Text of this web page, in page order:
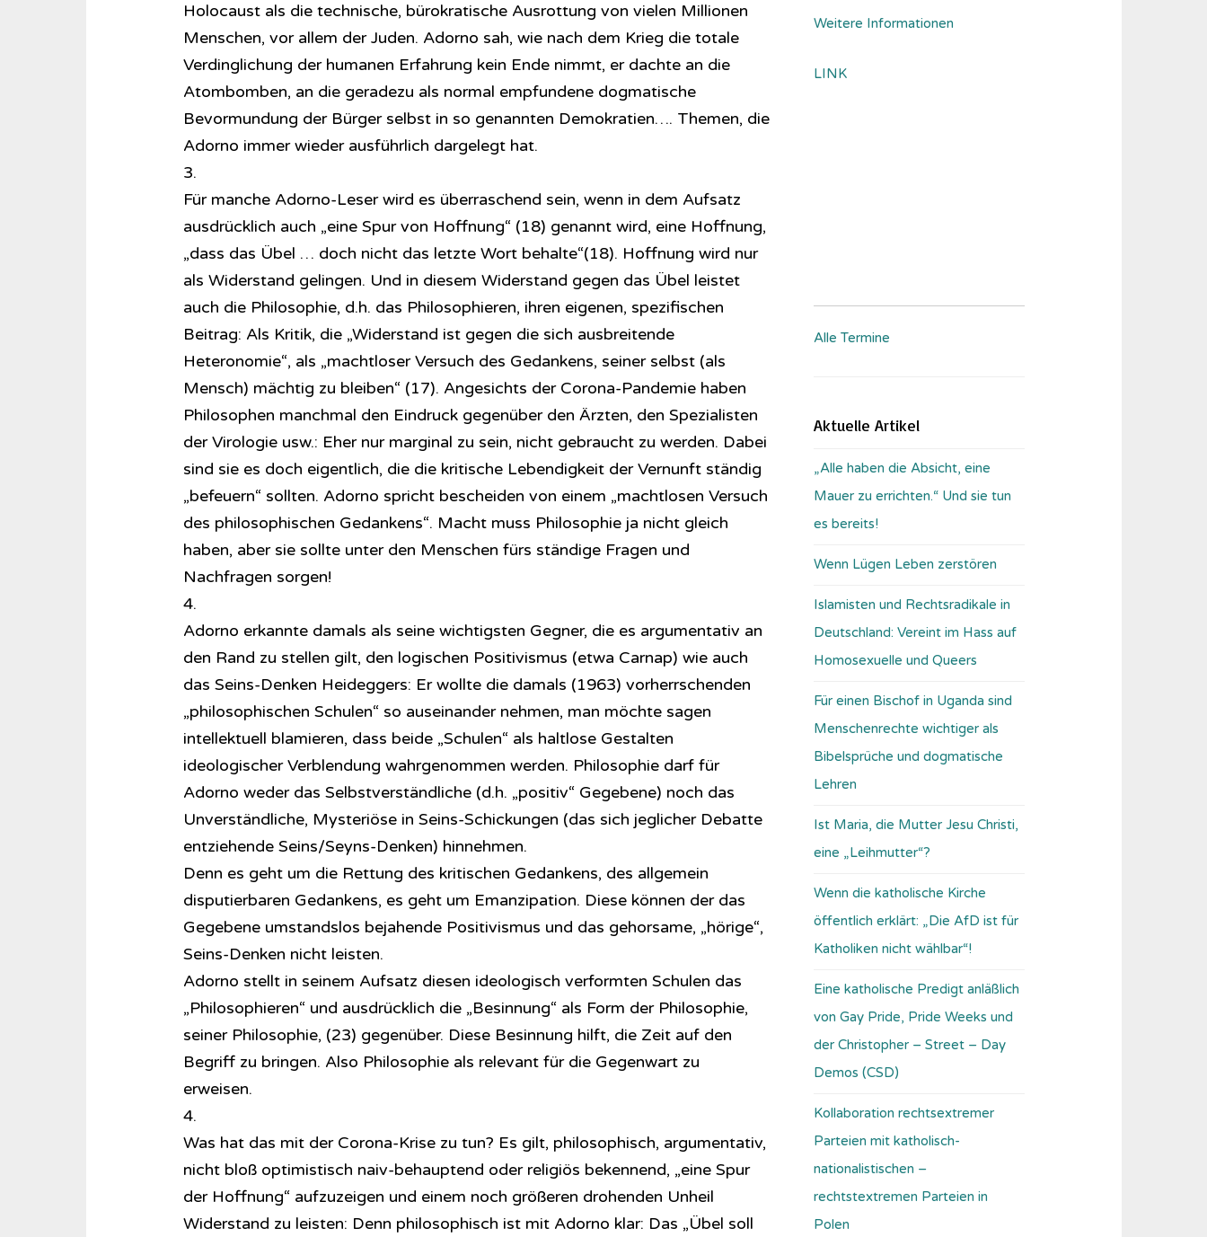
Holocaust als die technische, bürokratische Ausrottung von vielen Millionen
Menschen, vor allem der Juden. Adorno sah, wie nach dem Krieg die totale
Verdinglichung der humanen Erfahrung kein Ende nimmt, er dachte an die
Atombomben, an die geradezu als normal empfundene dogmatische
Bevormundung der Bürger selbst in so genannten Demokratien…. Themen, die
Adorno immer wieder ausführlich dargelegt hat.
3.
Für manche Adorno-Leser wird es überraschend sein, wenn in dem Aufsatz
ausdrücklich auch „eine Spur von Hoffnung“ (18) genannt wird, eine Hoffnung,
„dass das Übel … doch nicht das letzte Wort behalte“(18). Hoffnung wird nur
als Widerstand gelingen. Und in diesem Widerstand gegen das Übel leistet
auch die Philosophie, d.h. das Philosophieren, ihren eigenen, spezifischen
Beitrag: Als Kritik, die „Widerstand ist gegen die sich ausbreitende
Heteronomie“, als „machtloser Versuch des Gedankens, seiner selbst (als
Mensch) mächtig zu bleiben“ (17). Angesichts der Corona-Pandemie haben
Philosophen manchmal den Eindruck gegenüber den Ärzten, den Spezialisten
der Virologie usw.: Eher nur marginal zu sein, nicht gebraucht zu werden. Dabei
sind sie es doch eigentlich, die die kritische Lebendigkeit der Vernunft ständig
„befeuern“ sollten. Adorno spricht bescheiden von einem „machtlosen Versuch
des philosophischen Gedankens“. Macht muss Philosophie ja nicht gleich
haben, aber sie sollte unter den Menschen fürs ständige Fragen und
Nachfragen sorgen!
4.
Adorno erkannte damals als seine wichtigsten Gegner, die es argumentativ an
den Rand zu stellen gilt, den logischen Positivismus (etwa Carnap) wie auch
das Seins-Denken Heideggers: Er wollte die damals (1963) vorherrschenden
„philosophischen Schulen“ so auseinander nehmen, man möchte sagen
intellektuell blamieren, dass beide „Schulen“ als haltlose Gestalten
ideologischer Verblendung wahrgenommen werden. Philosophie darf für
Adorno weder das Selbstverständliche (d.h. „positiv“ Gegebene) noch das
Unverständliche, Mysteriöse in Seins-Schickungen (das sich jeglicher Debatte
entziehende Seins/Seyns-Denken) hinnehmen.
Denn es geht um die Rettung des kritischen Gedankens, des allgemein
disputierbaren Gedankens, es geht um Emanzipation. Diese können der das
Gegebene umstandslos bejahende Positivismus und das gehorsame, „hörige“,
Seins-Denken nicht leisten.
Adorno stellt in seinem Aufsatz diesen ideologisch verformten Schulen das
„Philosophieren“ und ausdrücklich die „Besinnung“ als Form der Philosophie,
seiner Philosophie, (23) gegenüber. Diese Besinnung hilft, die Zeit auf den
Begriff zu bringen. Also Philosophie als relevant für die Gegenwart zu
erweisen.
4.
Was hat das mit der Corona-Krise zu tun? Es gilt, philosophisch, argumentativ,
nicht bloß optimistisch naiv-behauptend oder religiös bekennend, „eine Spur
der Hoffnung“ aufzuzeigen und einem noch größeren drohenden Unheil
Widerstand zu leisten: Denn philosophisch ist mit Adorno klar: Das „Übel soll
Weitere Informationen
LINK
Alle Termine
Aktuelle Artikel
„Alle haben die Absicht, eine
Mauer zu errichten.“ Und sie tun
es bereits!
Wenn Lügen Leben zerstören
Islamisten und Rechtsradikale in
Deutschland: Vereint im Hass auf
Homosexuelle und Queers
Für einen Bischof in Uganda sind
Menschenrechte wichtiger als
Bibelsprüche und dogmatische
Lehren
Ist Maria, die Mutter Jesu Christi,
eine „Leihmutter“?
Wenn die katholische Kirche
öffentlich erklärt: „Die AfD ist für
Katholiken nicht wählbar“!
Eine katholische Predigt anläßlich
von Gay Pride, Pride Weeks und
der Christopher – Street – Day
Demos (CSD)
Kollaboration rechtsextremer
Parteien mit katholisch-
nationalistischen –
rechtstextremen Parteien in
Polen